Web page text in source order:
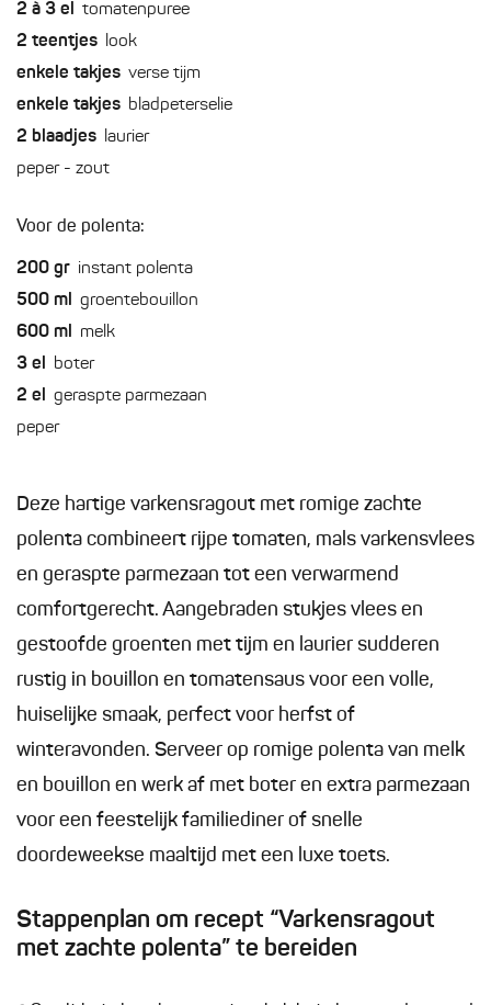
2 à 3 el tomatenpuree
2 teentjes look
enkele takjes verse tijm
enkele takjes bladpeterselie
2 blaadjes laurier
peper - zout
Voor de polenta:
200 gr instant polenta
500 ml groentebouillon
600 ml melk
3 el boter
2 el geraspte parmezaan
peper
Deze hartige varkensragout met romige zachte
polenta combineert rijpe tomaten, mals varkensvlees
en geraspte parmezaan tot een verwarmend
comfortgerecht. Aangebraden stukjes vlees en
gestoofde groenten met tijm en laurier sudderen
rustig in bouillon en tomatensaus voor een volle,
huiselijke smaak, perfect voor herfst of
winteravonden. Serveer op romige polenta van melk
en bouillon en werk af met boter en extra parmezaan
voor een feestelijk familiediner of snelle
doordeweekse maaltijd met een luxe toets.
Stappenplan om recept “Varkensragout
met zachte polenta” te bereiden